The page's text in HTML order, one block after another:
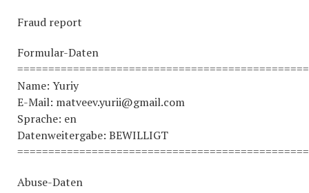
Fraud report
Formular-Daten
===============================================
Name: Yuriy
E-Mail: matveev.yurii@gmail.com
Sprache: en
Datenweitergabe: BEWILLIGT
===============================================
Abuse-Daten